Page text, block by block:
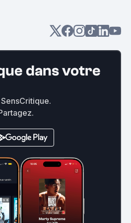
dans votre